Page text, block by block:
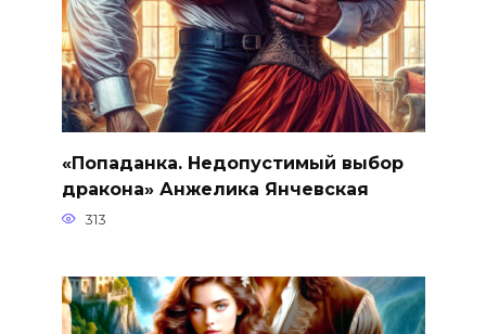
«Попаданка. Недопустимый выбор
дракона» Анжелика Янчевская
313